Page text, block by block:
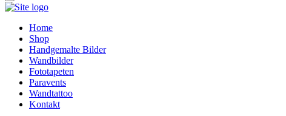
Home
Shop
Handgemalte Bilder
Wandbilder
Fototapeten
Paravents
Wandtattoo
Kontakt